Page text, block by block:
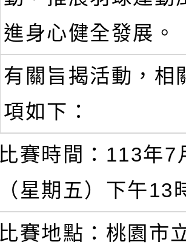
進身心健全發展。
有關旨揭活動，相
項如下：
比賽時間：113年7
（星期五）下午13
比賽地點：桃園市